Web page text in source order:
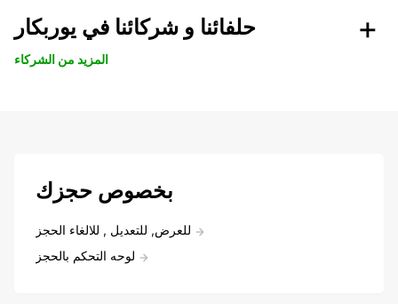
حلفائنا و شركائنا في يوربكار
المزيد من الشركاء
بخصوص حجزك
للعرض, للتعديل , للالغاء الحجز
لوحه التحكم بالحجز